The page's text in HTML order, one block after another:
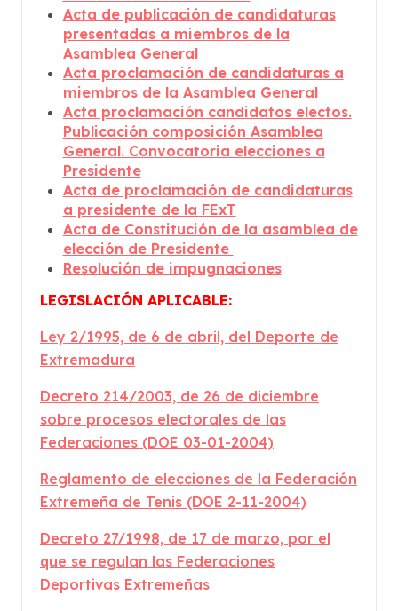
Acta de publicación de candidaturas
presentadas a miembros de la
Asamblea General
Acta proclamación de candidaturas a
miembros de la Asamblea General
Acta proclamación candidatos electos.
Publicación composición Asamblea
General. Convocatoria elecciones a
Presidente
Acta de proclamación de candidaturas
a presidente de la FExT
Acta de Constitución de la asamblea de
elección de Presidente
Resolución de impugnaciones
LEGISLACIÓN APLICABLE:
Ley 2/1995, de 6 de abril, del Deporte de
Extremadura
Decreto 214/2003, de 26 de diciembre
sobre procesos electorales de las
Federaciones (DOE 03-01-2004)
Reglamento de elecciones de la Federación
Extremeña de Tenis (DOE 2-11-2004)
Decreto 27/1998, de 17 de marzo, por el
que se regulan las Federaciones
Deportivas Extremeñas